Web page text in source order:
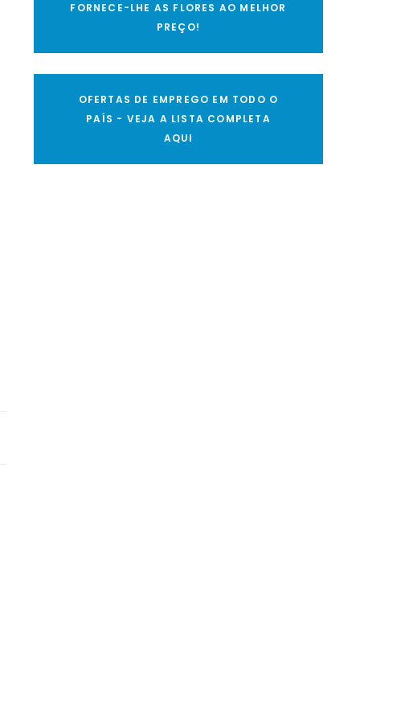
FORNECE-LHE AS FLORES AO MELHOR
PREÇO!
OFERTAS DE EMPREGO EM TODO O
PAÍS - VEJA A LISTA COMPLETA
AQUI